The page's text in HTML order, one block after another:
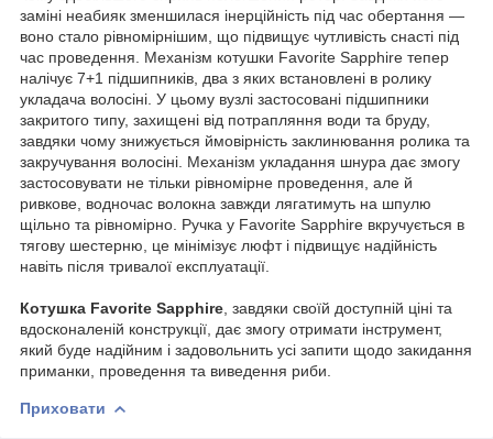
заміні неабияк зменшилася інерційність під час обертання —
воно стало рівномірнішим, що підвищує чутливість снасті під
час проведення. Механізм котушки Favorite Sapphire тепер
налічує 7+1 підшипників, два з яких встановлені в ролику
укладача волосіні. У цьому вузлі застосовані підшипники
закритого типу, захищені від потрапляння води та бруду,
завдяки чому знижується ймовірність заклинювання ролика та
закручування волосіні. Механізм укладання шнура дає змогу
застосовувати не тільки рівномірне проведення, але й
ривкове, водночас волокна завжди лягатимуть на шпулю
щільно та рівномірно. Ручка у Favorite Sapphire вкручується в
тягову шестерню, це мінімізує люфт і підвищує надійність
навіть після тривалої експлуатації.
Котушка Favorite Sapphire , завдяки своїй доступній ціні та
вдосконаленій конструкції, дає змогу отримати інструмент,
який буде надійним і задовольнить усі запити щодо закидання
приманки, проведення та виведення риби.
Приховати